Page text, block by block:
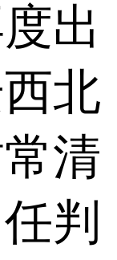
出
北
清
判